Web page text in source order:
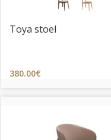
Toya stoel
380.00€